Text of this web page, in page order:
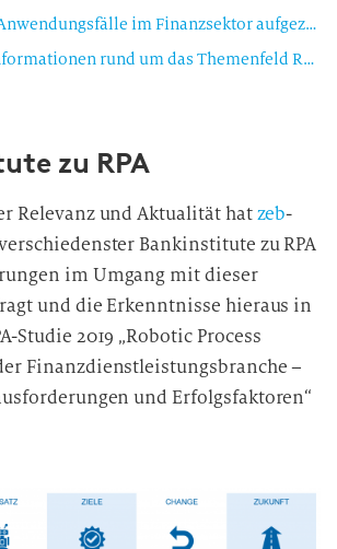
Erste Erfolge und Anwendungsfälle im Finanzsektor aufgezeigt – zusätzliche Potenziale konsequent anzugehen
Weiterführende Informationen rund um das Themenfeld Robotics finden Sie hier.
zu RPA
Relevanz und Aktualität hatzeb-
Bankinstitute zu RPA
im Umgang mit dieser
und die Erkenntnisse hieraus in
Studie 2019 „Robotic Process
Finanzdienstleistungsbranche –
und Erfolgsfaktoren“